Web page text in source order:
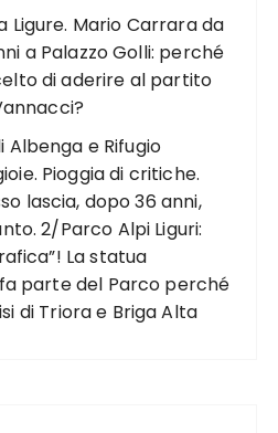
Ligure. Mario Carrara da
a Palazzo Golli: perché
di aderire al partito
Albenga e Rifugio
Pioggia di critiche.
lascia, dopo 36 anni,
2/Parco Alpi Liguri:
La statua
parte del Parco perché
di Triora e Briga Alta